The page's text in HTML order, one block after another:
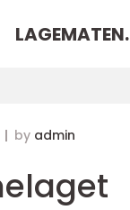
LAGEMATEN.
by admin